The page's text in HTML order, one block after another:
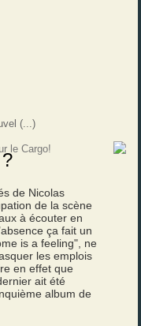
(...)
de Nicolas
de la scène
à écouter en
ça fait un
is a feeling", ne
les emplois
en effet que
ait été
album de